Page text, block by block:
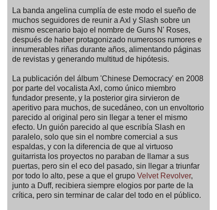
La banda angelina cumplía de este modo el sueño de
muchos seguidores de reunir a Axl y Slash sobre un
mismo escenario bajo el nombre de Guns N' Roses,
después de haber protagonizado numerosos rumores e
innumerables riñas durante años, alimentando páginas
de revistas y generando multitud de hipótesis.
La publicación del álbum 'Chinese Democracy' en 2008
por parte del vocalista Axl, como único miembro
fundador presente, y la posterior gira sirvieron de
aperitivo para muchos, de sucedáneo, con un envoltorio
parecido al original pero sin llegar a tener el mismo
efecto. Un guión parecido al que escribía Slash en
paralelo, solo que sin el nombre comercial a sus
espaldas, y con la diferencia de que al virtuoso
guitarrista los proyectos no paraban de llamar a sus
puertas, pero sin el eco del pasado, sin llegar a triunfar
por todo lo alto, pese a que el grupo Velvet Revolver,
junto a Duff, recibiera siempre elogios por parte de la
crítica, pero sin terminar de calar del todo en el público.